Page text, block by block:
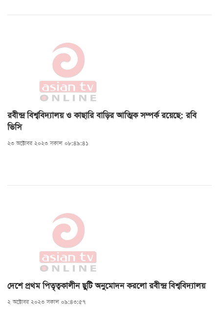
রবীন্দ্র বিশ্ববিদ্যালয় ও কাছারি বাড়ির আত্মিক সম্পর্ক রয়েছে: রবি
ভিসি
২৩ অক্টোবর ২০২৩ সকাল ০৮:৪৯:৪১
দেশে প্রথম পিতৃত্বকালীন ছুটি অনুমোদন করলো রবীন্দ্র বিশ্ববিদ্যালয়
২ অক্টোবর ২০২৩ সকাল ০৯:৪৩:৫৭